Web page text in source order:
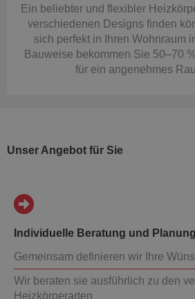
Ein beliebter und flexibler
verschiedenen Designs finden
sich perfekt in Ihren Wohnraum
Bauweise bekommen Sie 50–70
für ein angenehmes
Unser Angebot für Sie
Individuelle Beratung und
Gemeinsam definieren wir Ihre
Wir beraten sie ausführlich zu den
Heizkörperarten